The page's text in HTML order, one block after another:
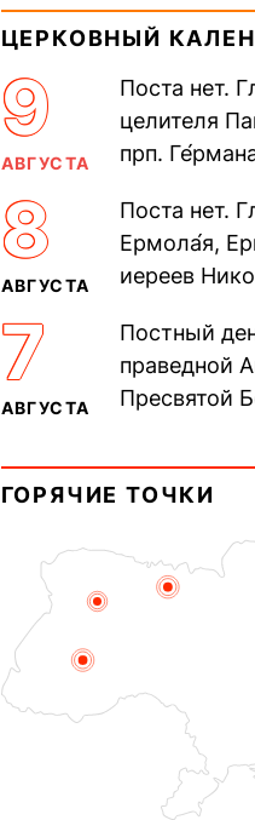
ЦЕРКОВНЫЙ
9
АВГУСТА
Поста нет.
целителя
прп.
Николая
ради...
8
АВГУСТА
Поста нет.
Ермола́я,
иереев
пещерах...
7
АВГУСТА
Постный
праведной
Пресвятой
прп.
ГОРЯЧИЕ ТОЧКИ